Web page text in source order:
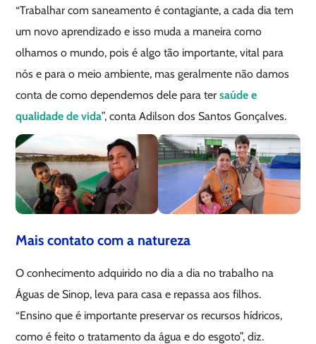
“Trabalhar com saneamento é contagiante, a cada dia tem
um novo aprendizado e isso muda a maneira como
olhamos o mundo, pois é algo tão importante, vital para
nós e para o meio ambiente, mas geralmente não damos
conta de como dependemos dele para tersaúde e
qualidade de vida”, conta Adilson dos Santos Gonçalves.
Mais contato com a natureza
O conhecimento adquirido no dia a dia no trabalho na
Águas de Sinop, leva para casa e repassa aos filhos.
“Ensino que é importante preservar os recursos hídricos,
como é feito o tratamento da água e do esgoto”, diz.